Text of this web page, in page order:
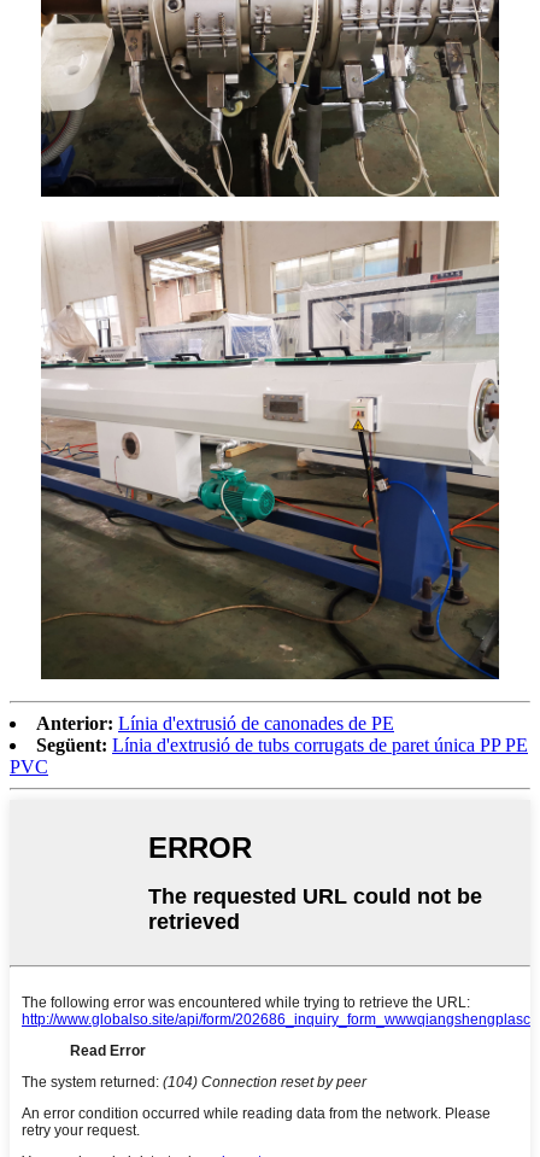
Anterior: Línia d'extrusió de canonades de PE
Següent: Línia d'extrusió de tubs corrugats de paret única PP PE
PVC